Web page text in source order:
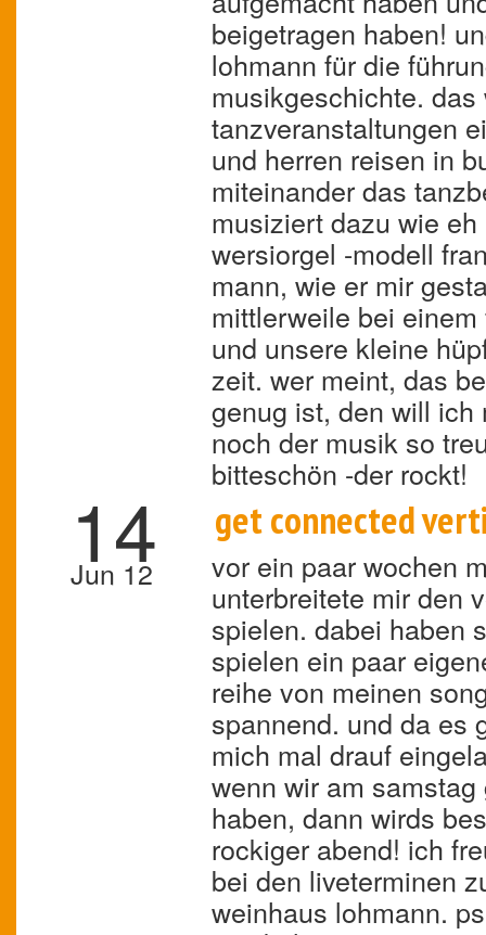
beigetragen haben!
lohmann für die
musikgeschichte.
tanzveranstaltungen
und herren reisen in
miteinander das
musiziert dazu wie
wersiorgel -modell
mann, wie er mir
mittlerweile bei
und unsere kleine
zeit. wer meint, das
genug ist, den will
noch der musik so
bitteschön -der rockt!
14
Jun 12
get connected
vor ein paar wochen
unterbreitete mir den
spielen. dabei haben
spielen ein paar
reihe von meinen
spannend. und da es
mich mal drauf
wenn wir am
haben, dann wirds
rockiger abend! ich
bei den liveterminen
weinhaus lohmann.